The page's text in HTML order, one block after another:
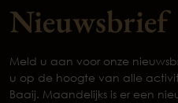
Nieuwsbrief
Meld u aan voor onze
u op de hoogte van alle
Baaij. Maandelijks is er een